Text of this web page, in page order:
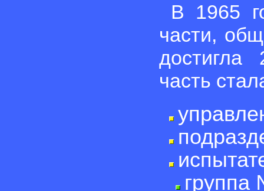
В 1965
части,
достигла
часть
группа